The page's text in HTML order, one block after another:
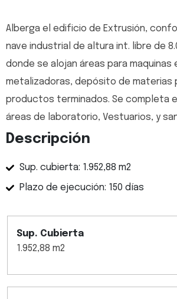
Alberga el edificio de Extrusión,
nave industrial de altura int. libre de
donde se alojan áreas para maquinas
metalizadoras, depósito de materias
productos terminados. Se completa
áreas de laboratorio, Vestuarios, y
Descripción
Sup. cubierta: 1.952,88 m2
Plazo de ejecución: 150 días
Sup. Cubierta
1.952,88 m2